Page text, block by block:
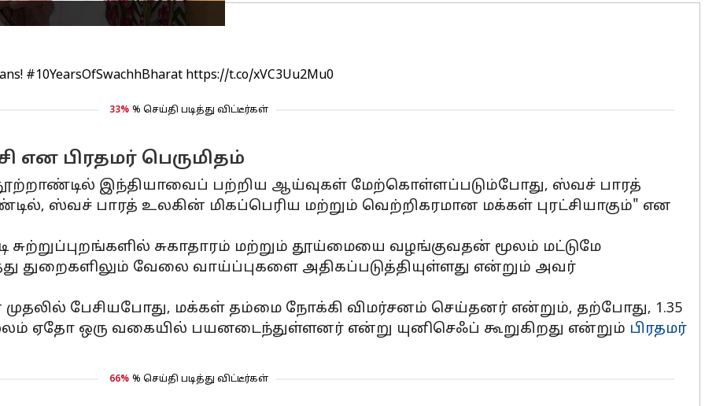
#10YearsOfSwachhBharat https://t.co/xVC3Uu2Mu0
33% % செய்தி படித்து விட்டீர்கள்
என பிரதமர் பெருமிதம்
இந்தியாவைப் பற்றிய ஆய்வுகள் மேற்கொள்ளப்படும்போது, ​​​​ஸ்வச் பாரத்
ஸ்வச் பாரத் உலகின் மிகப்பெரிய மற்றும் வெற்றிகரமான மக்கள் புரட்சியாகும்" என
சுகாதாரம் மற்றும் தூய்மையை வழங்குவதன் மூலம் மட்டுமே
வேலை வாய்ப்புகளை அதிகப்படுத்தியுள்ளது என்றும் அவர்
முதலில் பேசியபோது, ​​மக்கள் தம்மை நோக்கி விமர்சனம் செய்தனர் என்றும், தற்போது, 1.35
ஏதோ ஒரு வகையில் பயனடைந்துள்ளனர் என்று யுனிசெஃப் கூறுகிறது என்றும் பிரதமர்
66% % செய்தி படித்து விட்டீர்கள்